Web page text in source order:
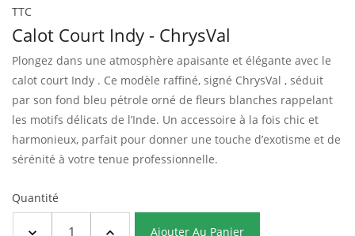
TTC
Calot Court Indy - ChrysVal
Plongez dans une atmosphère apaisante et élégante avec le
calot court Indy . Ce modèle raffiné, signé ChrysVal , séduit
par son fond bleu pétrole orné de fleurs blanches rappelant
les motifs délicats de l’Inde. Un accessoire à la fois chic et
harmonieux, parfait pour donner une touche d’exotisme et de
sérénité à votre tenue professionnelle.
Quantité
Ajouter Au Panier